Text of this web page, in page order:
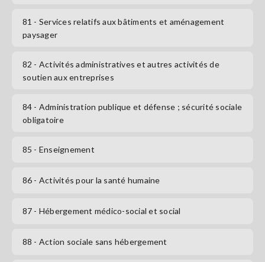
81 - Services relatifs aux bâtiments et aménagement
paysager
82 - Activités administratives et autres activités de
soutien aux entreprises
84 - Administration publique et défense ; sécurité sociale
obligatoire
85 - Enseignement
86 - Activités pour la santé humaine
87 - Hébergement médico-social et social
88 - Action sociale sans hébergement